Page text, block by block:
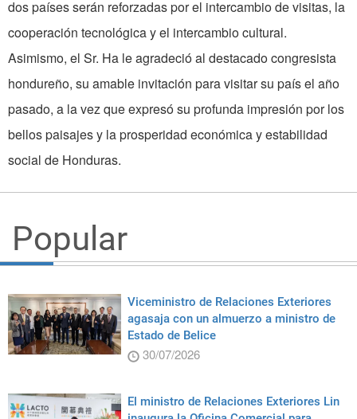
dos países serán reforzadas por el intercambio de visitas, la
cooperación tecnológica y el intercambio cultural.
Asimismo, el Sr. Ha le agradeció al destacado congresista
hondureño, su amable invitación para visitar su país el año
pasado, a la vez que expresó su profunda impresión por los
bellos paisajes y la prosperidad económica y estabilidad
social de Honduras.
Popular
Viceministro de Relaciones Exteriores
agasaja con un almuerzo a ministro de
Estado de Belice
30/07/2026
El ministro de Relaciones Exteriores Lin